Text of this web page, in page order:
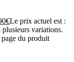
€Le prix actuel est :
variations.
du produit